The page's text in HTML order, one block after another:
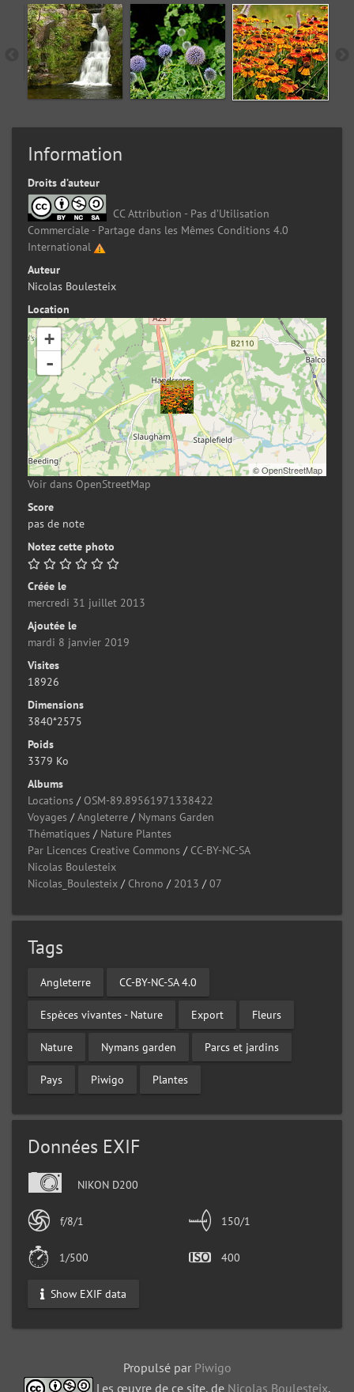
Information
Droits d’auteur
CC Attribution - Pas d’Utilisation
Commerciale - Partage dans les Mêmes Conditions 4.0
International
Auteur
Nicolas Boulesteix
Location
+
-
©OpenStreetMap
Voir dans OpenStreetMap
Score
pas de note
Notez cette photo
Créée le
mercredi 31 juillet 2013
Ajoutée le
mardi 8 janvier 2019
Visites
18926
Dimensions
3840*2575
Poids
3379 Ko
Albums
Locations / OSM-89.89561971338422
Voyages /Angleterre / Nymans Garden
Thématiques / Nature Plantes
Par Licences Creative Commons / CC-BY-NC-SA
Nicolas Boulesteix
Nicolas_Boulesteix / Chrono / 2013 /07
Tags
Angleterre CC-BY-NC-SA 4.0
Espèces vivantes - Nature Export Fleurs
Nature Nymans garden Parcs et jardins
Pays Piwigo Plantes
Données EXIF
NIKON D200
f/8/1 150/1
1/500 400
Show EXIF data
Propulsé par Piwigo
Les œuvre de ce site, de Nicolas Boulesteix,